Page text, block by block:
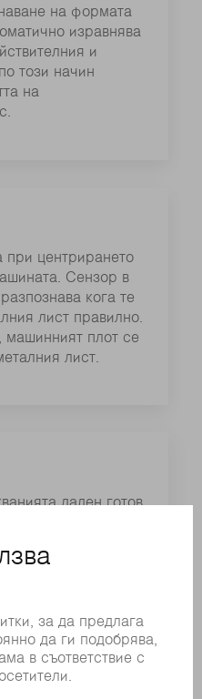
на формата
изравнява
и
този начин
на
при центрирането
Сензор в
кога те
лист правилно.
машинният плот се
лист.
даден готов
това се
Грешката може да